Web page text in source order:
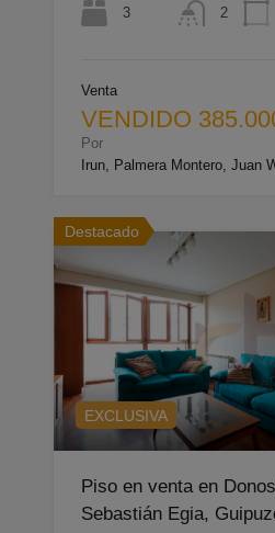
3 2
Venta
VENDIDO
Por
Irun, Palmera Montero, Juan
Destacado
EXCLUSIVA
Piso en venta en
Sebastián Egia,